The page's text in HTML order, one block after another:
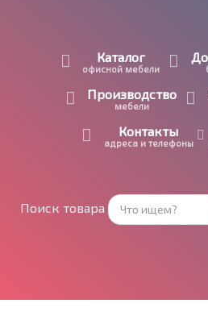
Каталог
офисной мебели
Производство
мебели
Контакты
адреса и телефоны
Поиск товара